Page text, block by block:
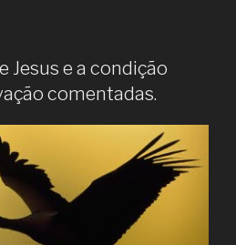
Jesus e a condição
comentadas.